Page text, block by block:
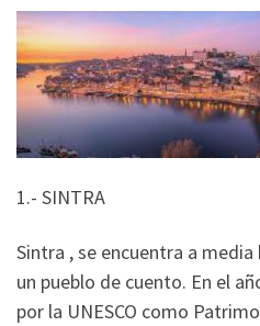
1.- SINTRA
Sintra , se encuentra a
un pueblo de cuento. En el
por la UNESCO como